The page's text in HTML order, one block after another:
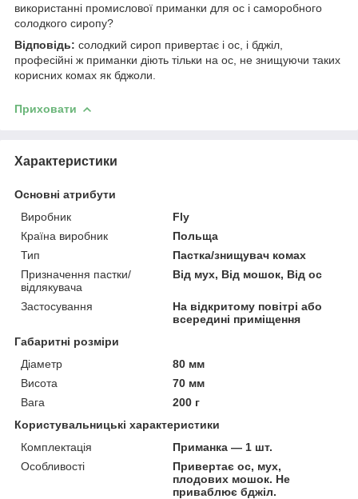
використанні промислової приманки для ос і саморобного
солодкого сиропу?
Відповідь: солодкий сироп привертає і ос, і бджіл,
професійні ж приманки діють тільки на ос, не знищуючи таких
корисних комах як бджоли.
Приховати
Характеристики
Основні атрибути
Виробник
Fly
Країна виробник
Польща
Тип
Пастка/знищувач комах
Призначення пастки/
відлякувача
Від мух, Від мошок, Від ос
Застосування
На відкритому повітрі або
всередині приміщення
Габаритні розміри
Діаметр
80 мм
Висота
70 мм
Вага
200 г
Користувальницькі характеристики
Комплектація
Приманка — 1 шт.
Особливості
Привертає ос, мух,
плодових мошок. Не
приваблює бджіл.